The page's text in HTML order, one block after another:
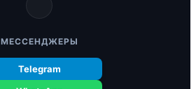
МЕССЕНДЖЕРЫ
Telegram